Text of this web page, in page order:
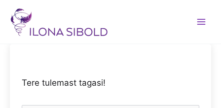
content
Tere tulemast tagasi!